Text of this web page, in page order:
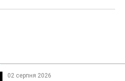
02 серпня 2026